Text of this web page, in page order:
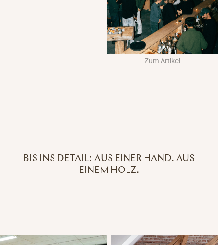
Zum Artikel
BIS INS DETAIL: AUS EINER HAND. AUS
EINEM HOLZ.